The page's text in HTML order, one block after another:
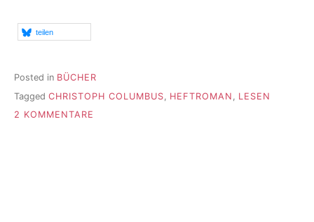
teilen
Posted in BÜCHER
Tagged CHRISTOPH COLUMBUS HEFTROMAN
LESEN
2 KOMMENTARE